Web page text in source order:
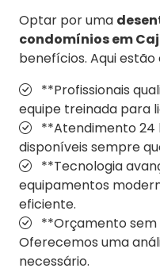
Optar por uma
condomínios em
benefícios. Aqui estão
**Profissionais
equipe treinada para
**Atendimento 24
disponíveis sempre
**Tecnologia
equipamentos
eficiente.
**Orçamento
Oferecemos uma
necessário.